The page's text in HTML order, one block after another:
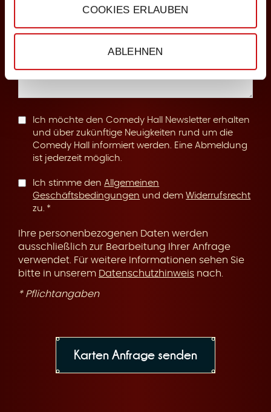
COOKIES ERLAUBEN
ABLEHNEN
n
gIch möchte den Comedy Hall Newsletter erhalten
und über zukünftige Neuigkeiten rund um die
Comedy Hall informiert werden. Eine Abmeldung
ist jederzeit möglich.
Ich stimme denAllgemeinen
Geschäftsbedingungen und demWiderrufsrecht
zu.
Ihre personenbezogenen Daten werden
ausschließlich zur Bearbeitung Ihrer Anfrage
verwendet. Für weitere Informationen sehen Sie
bitte in unserem Datenschutzhinweis nach.
* Pflichtangaben